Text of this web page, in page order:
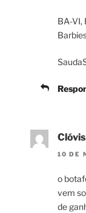
BA-VI,
Clóvis
10 DE
o
vem
de